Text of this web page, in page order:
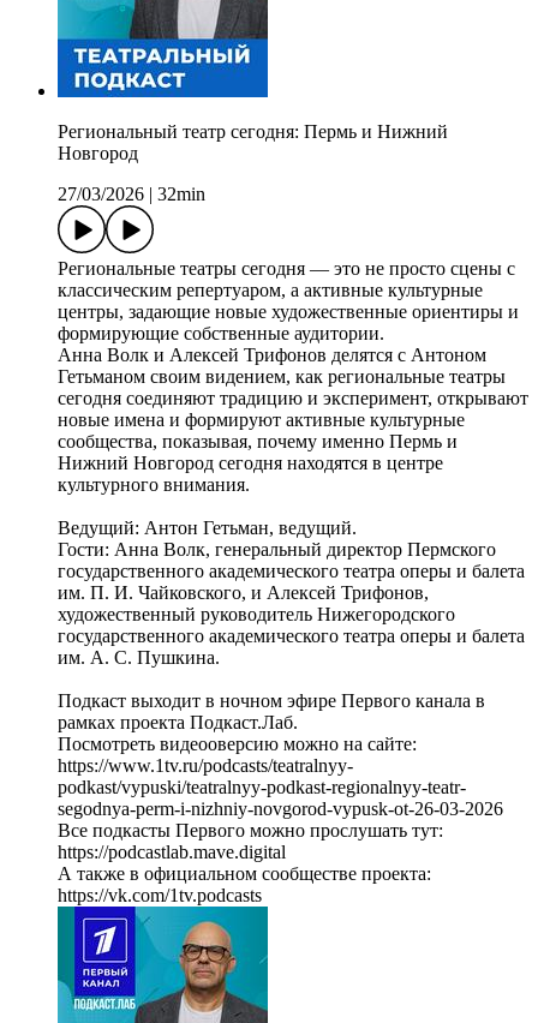
Региональный театр сегодня: Пермь и Нижний
Новгород
27/03/2026
32min
Региональные театры сегодня — это не просто сцены с
классическим репертуаром, а активные культурные
центры, задающие новые художественные ориентиры и
формирующие собственные аудитории.
Анна Волк и Алексей Трифонов делятся с Антоном
Гетьманом своим видением, как региональные театры
сегодня соединяют традицию и эксперимент, открывают
новые имена и формируют активные культурные
сообщества, показывая, почему именно Пермь и
Нижний Новгород сегодня находятся в центре
культурного внимания.
Ведущий: Антон Гетьман, ведущий.
Гости: Анна Волк, генеральный директор Пермского
государственного академического театра оперы и балета
им. П. И. Чайковского, и Алексей Трифонов,
художественный руководитель Нижегородского
государственного академического театра оперы и балета
им. А. С. Пушкина.
Подкаст выходит в ночном эфире Первого канала в
рамках проекта Подкаст.Лаб.
Посмотреть видеооверсию можно на сайте:
https://www.1tv.ru/podcasts/teatralnyy-
podkast/vypuski/teatralnyy-podkast-regionalnyy-teatr-
segodnya-perm-i-nizhniy-novgorod-vypusk-ot-26-03-2026
Все подкасты Первого можно прослушать тут:
https://podcastlab.mave.digital
А также в официальном сообществе проекта:
https://vk.com/1tv.podcasts